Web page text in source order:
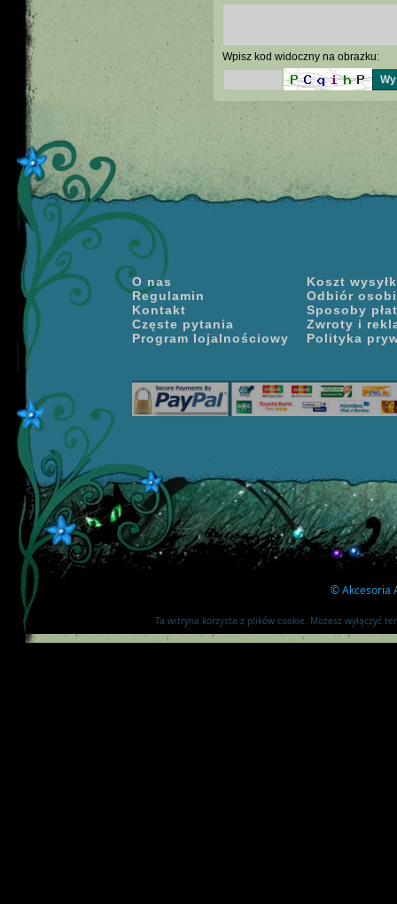
Wpisz kod widoczny na obrazku:
O nas
Regulamin
Kontakt
Częste pytania
Program lojalnościowy
Koszt
Odbiór
Sposoby
Zwroty i
Polityka
©Akcesoria
Ta witryna korzysta z plików cookie. Możesz wyłączyć